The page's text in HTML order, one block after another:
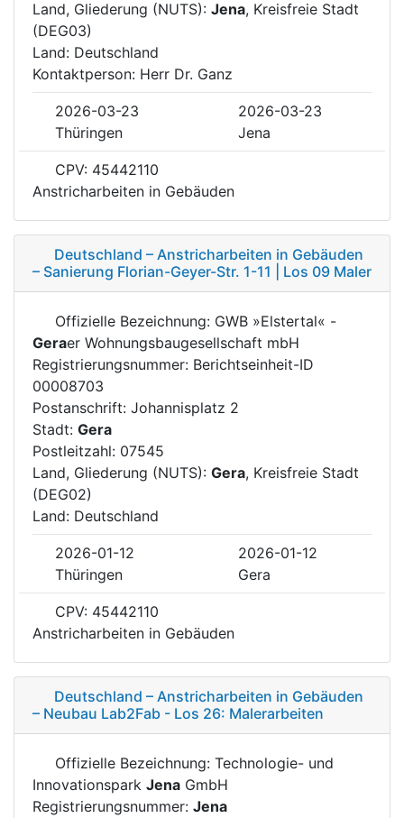
Land, Gliederung (NUTS): Jena, Kreisfreie Stadt
(DEG03)
Land: Deutschland
Kontaktperson: Herr Dr. Ganz
2026-03-23
2026-03-23
Thüringen
Jena
CPV: 45442110
Anstricharbeiten in Gebäuden
Deutschland – Anstricharbeiten in Gebäuden
– Sanierung Florian-Geyer-Str. 1-11 | Los 09 Maler
Offizielle Bezeichnung: GWB »Elstertal« -
Geraer Wohnungsbaugesellschaft mbH
Registrierungsnummer: Berichtseinheit-ID
00008703
Postanschrift: Johannisplatz 2
Stadt: Gera
Postleitzahl: 07545
Land, Gliederung (NUTS): Gera, Kreisfreie Stadt
(DEG02)
Land: Deutschland
2026-01-12
2026-01-12
Thüringen
Gera
CPV: 45442110
Anstricharbeiten in Gebäuden
Deutschland – Anstricharbeiten in Gebäuden
– Neubau Lab2Fab - Los 26: Malerarbeiten
Offizielle Bezeichnung: Technologie- und
Innovationspark Jena GmbH
Registrierungsnummer: Jena